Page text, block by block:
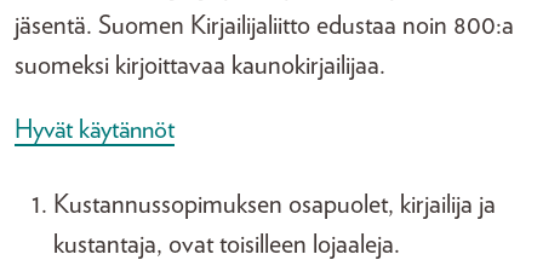
jäsentä. Suomen Kirjailijaliitto edustaa noin 800:a
suomeksi kirjoittavaa kaunokirjailijaa.
Hyvät käytännöt
Kustannussopimuksen osapuolet, kirjailija ja
kustantaja, ovat toisilleen lojaaleja.